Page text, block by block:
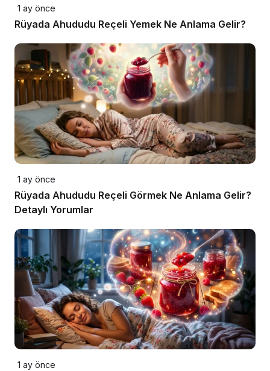
1 ay önce
Rüyada Ahududu Reçeli Yemek Ne Anlama Gelir?
1 ay önce
Rüyada Ahududu Reçeli Görmek Ne Anlama Gelir?
Detaylı Yorumlar
1 ay önce